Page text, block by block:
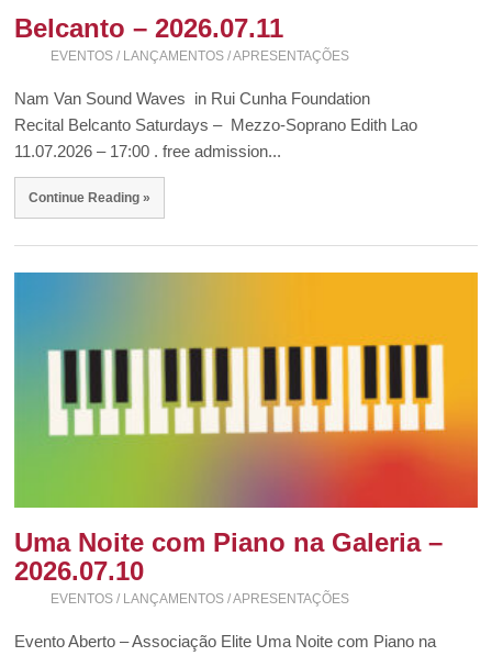
Belcanto – 2026.07.11
EVENTOS / LANÇAMENTOS / APRESENTAÇÕES
Nam Van Sound Waves in Rui Cunha Foundation
Recital Belcanto Saturdays – Mezzo-Soprano Edith Lao
11.07.2026 – 17:00 . free admission...
Continue Reading »
Uma Noite com Piano na Galeria –
2026.07.10
EVENTOS / LANÇAMENTOS / APRESENTAÇÕES
Evento Aberto – Associação Elite Uma Noite com Piano na